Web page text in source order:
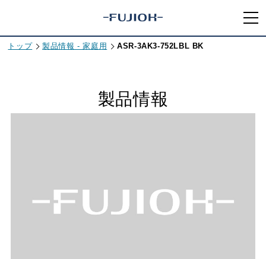
トップ 製品情報 - 家庭用 ASR-3AK3-752LBL BK
製品情報